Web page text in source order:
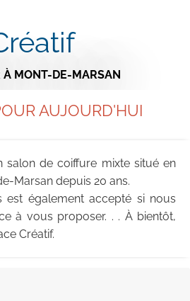
À MONT-DE-MARSAN
AUJOURD'HUI
salon de coiffure mixte situé en
Marsan depuis 20 ans.
est également accepté si nous
à vous proposer. . . À bientôt,
Créatif.